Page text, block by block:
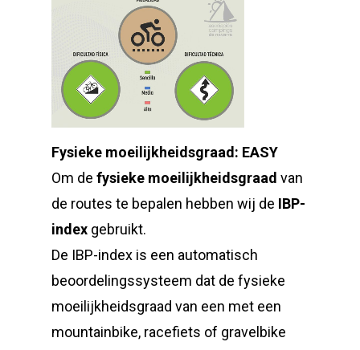
Fysieke moeilijkheidsgraad: EASY
Om de fysieke moeilijkheidsgraad van
de routes te bepalen hebben wij de IBP-
index gebruikt.
De IBP-index is een automatisch
beoordelingssysteem dat de fysieke
moeilijkheidsgraad van een met een
mountainbike, racefiets of gravelbike